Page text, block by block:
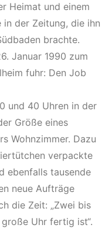
Heimat und einem
in der Zeitung, die ihn
brachte.
Januar 1990 zum
fuhr: Den Job
und 40 Uhren in der
Größe eines
Wohnzimmer. Dazu
verpackte
ebenfalls tausende
neue Aufträge
die Zeit: „Zwei bis
Uhr fertig ist“.